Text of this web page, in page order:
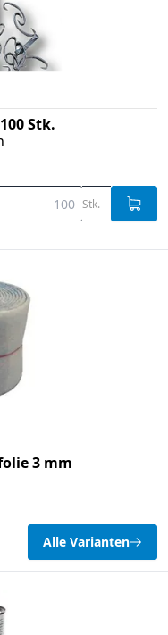
Stk.
Stk.
3 mm
Alle Varianten